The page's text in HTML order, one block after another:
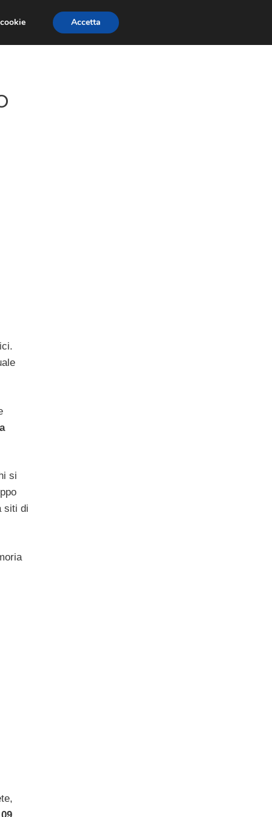
si
siti di
Accetta